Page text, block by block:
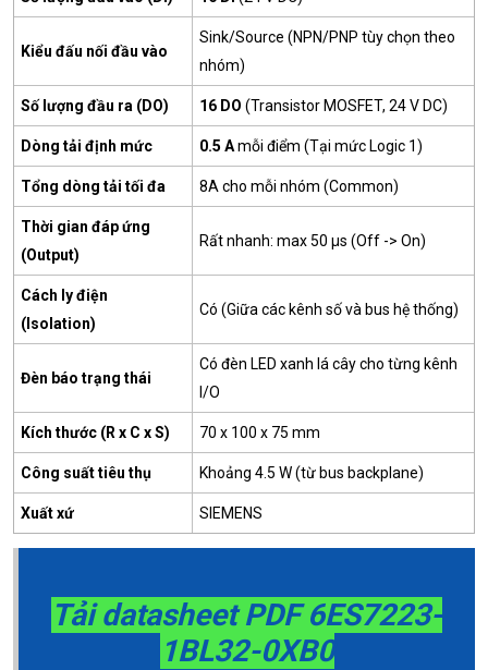
Kiểu đấu nối đầu vào
Sink/Source (NPN/PNP tùy chọn theo
nhóm)
Số lượng đầu ra (DO) 16 DO (Transistor MOSFET, 24 V DC)
Dòng tải định mức 0.5 Amỗi điểm (Tại mức Logic 1)
Tổng dòng tải tối đa 8A cho mỗi nhóm (Common)
Thời gian đáp ứng
(Output)
Rất nhanh: max 50 µs (Off -> On)
Cách ly điện
(Isolation)
Có (Giữa các kênh số và bus hệ thống)
Đèn báo trạng thái
Có đèn LED xanh lá cây cho từng kênh
I/O
Kích thước (R x C x S) 70 x 100 x 75 mm
Công suất tiêu thụ Khoảng 4.5 W (từ bus backplane)
Xuất xứ SIEMENS
Tải datasheet PDF 6ES7223-
1BL32-0XB0